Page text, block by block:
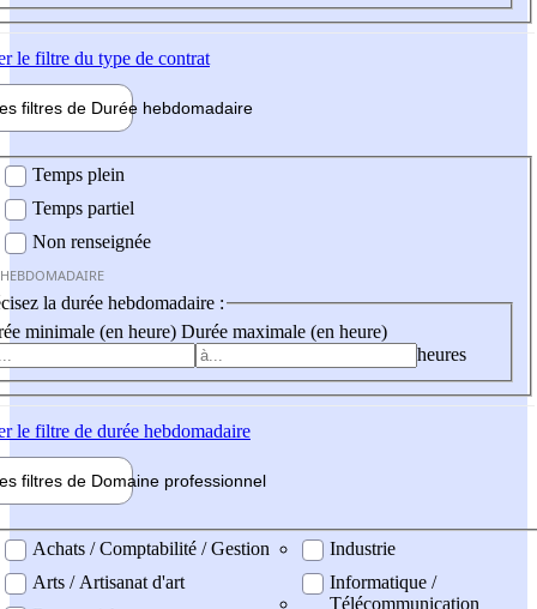
le filtre du type de contrat
filtres de Durée hebdomadaire
Temps plein
Temps partiel
Non renseignée
la durée hebdomadaire :
minimale (en heure) Durée maximale (en heure)
heures
le filtre de durée hebdomadaire
filtres de Domaine professionnel
professionel
Achats / Comptabilité / Gestion
Arts / Artisanat d'art
Industrie
Informatique /
Télécommunication